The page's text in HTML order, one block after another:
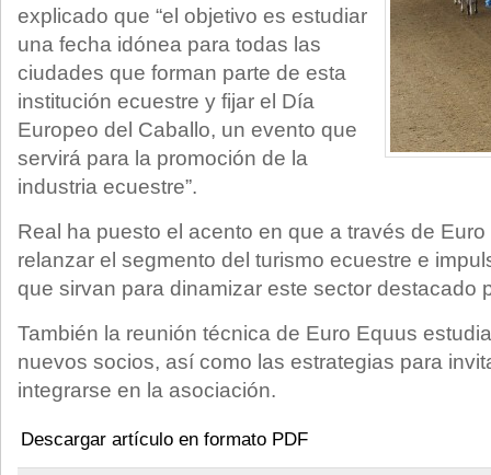
explicado que “el objetivo es estudiar
una fecha idónea para todas las
ciudades que forman parte de esta
institución ecuestre y fijar el Día
Europeo del Caballo, un evento que
servirá para la promoción de la
industria ecuestre”.
Real ha puesto el acento en que a través de
relanzar el segmento del turismo ecuestre e
que sirvan para dinamizar este sector destacado
También la reunión técnica de Euro Equus
nuevos socios, así como las estrategias para
integrarse en la asociación.
Descargar artículo en formato PDF